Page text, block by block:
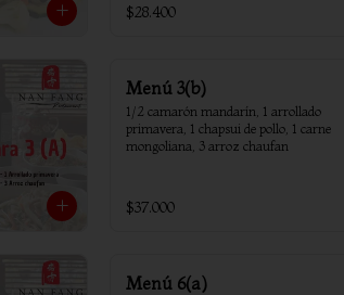
$28.400
Menú 3(b)
1/2 camarón mandarín, 1 arrollado
primavera, 1 chapsui de pollo, 1 carne
mongoliana, 3 arroz chaufan
$37.000
Menú 6(a)